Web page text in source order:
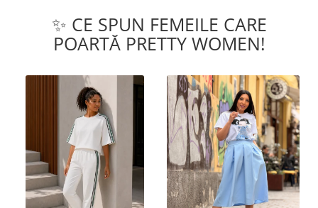
✨ CE SPUN FEMEILE CARE
POARTĂ PRETTY WOMEN!